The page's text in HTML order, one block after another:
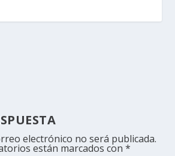
electrónico no será publicada.
están marcados con*